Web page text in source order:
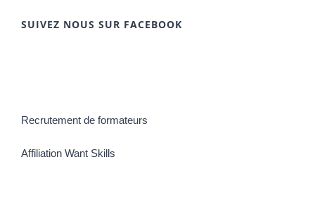
SUIVEZ NOUS SUR FACEBOOK
Recrutement de formateurs
Affiliation Want Skills